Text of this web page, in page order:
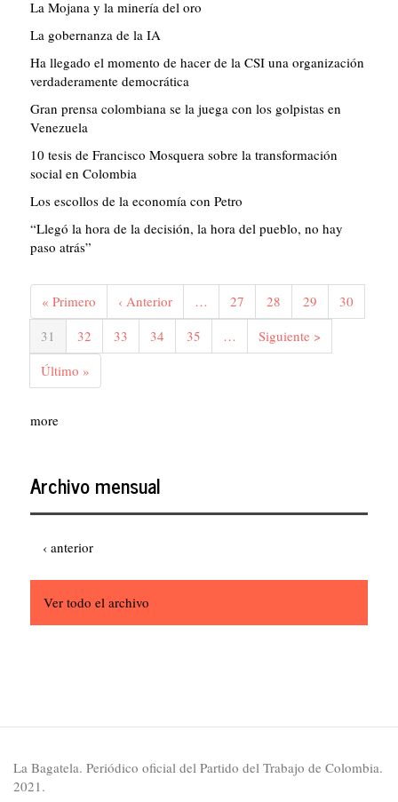
La Mojana y la minería del oro
La gobernanza de la IA
Ha llegado el momento de hacer de la CSI una organización
verdaderamente democrática
Gran prensa colombiana se la juega con los golpistas en
Venezuela
10 tesis de Francisco Mosquera sobre la transformación
social en Colombia
Los escollos de la economía con Petro
“Llegó la hora de la decisión, la hora del pueblo, no hay
paso atrás”
Paginación
Primera
página
« Primero
Página
anterior
‹ Anterior … Página
27 Página
28 Página
29 Página
30
Página
actual
31 Página
32 Página
33 Página
34 Página
35 …
Siguiente
página
Siguiente >
Última
página
Último »
more
Archivo mensual
Paginación
Página
‹ anterior
Ver todo el archivo
La Bagatela. Periódico oficial del Partido del Trabajo de Colombia.
2021.